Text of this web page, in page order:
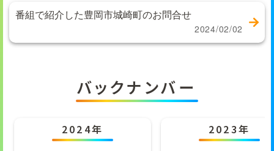
番組で紹介した豊岡市城崎町のお問合せ
2024/02/02
バックナンバー
2024年 2023年